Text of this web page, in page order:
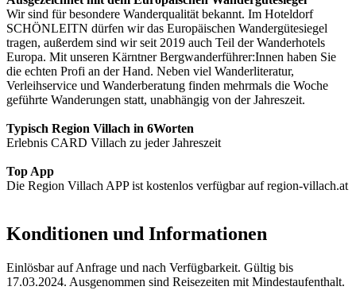
Wir sind für besondere Wanderqualität bekannt. Im Hoteldorf
SCHÖNLEITN dürfen wir das Europäischen Wandergütesiegel
tragen, außerdem sind wir seit 2019 auch Teil der Wanderhotels
Europa. Mit unseren Kärntner Bergwanderführer:Innen haben Sie
die echten Profi an der Hand. Neben viel Wanderliteratur,
Verleihservice und Wanderberatung finden mehrmals die Woche
geführte Wanderungen statt, unabhängig von der Jahreszeit.
Typisch Region Villach in 6Worten
Erlebnis CARD Villach zu jeder Jahreszeit
Top App
Die Region Villach APP ist kostenlos verfügbar auf region-villach.at
Konditionen und Informationen
Einlösbar auf Anfrage und nach Verfügbarkeit. Gültig bis
17.03.2024. Ausgenommen sind Reisezeiten mit Mindestaufenthalt.